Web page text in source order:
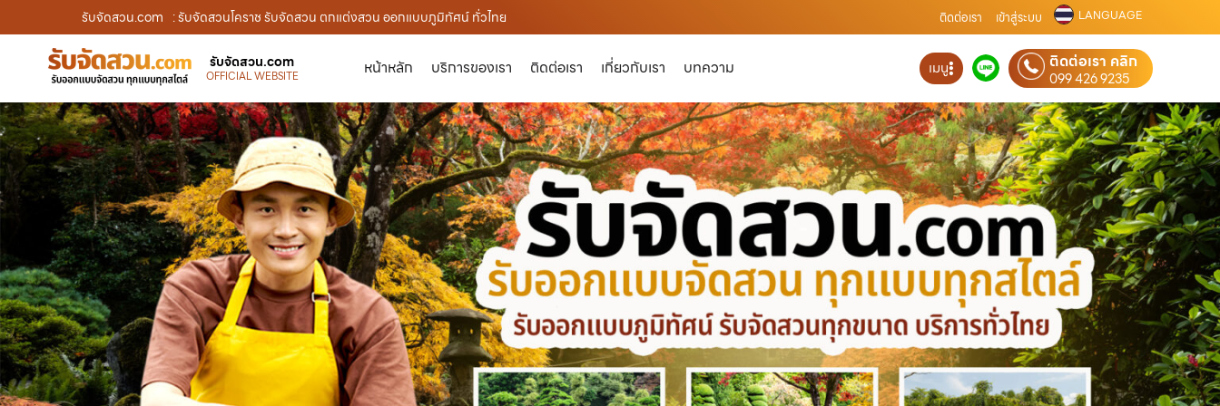
รับจัดสวน.com : รับจัดสวนโคราช รับจัดสวน ตกแต่งสวน ออกแบบภูมิทัศน์ ทั่วไทย ติดต่อเรา เข้าสู่ระบบ LANGUAGE
รับจัดสวน.com
OFFICIAL WEBSITE หน้าหลัก บริการของเรา ติดต่อเรา เกี่ยวกับเรา บทความ เมนู ติดต่อเรา คลิก
099 426 9235